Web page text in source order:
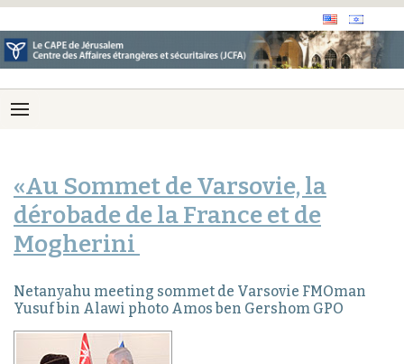
«Au Sommet de Varsovie, la
dérobade de la France et de
Mogherini
Netanyahu meeting sommet de Varsovie FMOman
Yusuf bin Alawi photo Amos ben Gershom GPO